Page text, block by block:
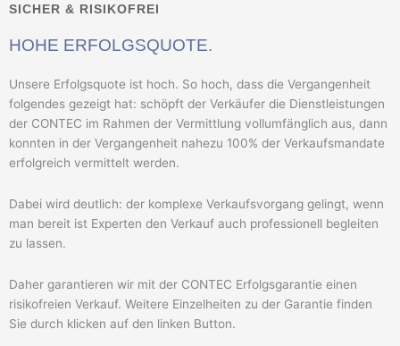
SICHER & RISIKOFREI
HOHE ERFOLGSQUOTE.
Unsere Erfolgsquote ist hoch. So hoch, dass die Vergangenheit
folgendes gezeigt hat: schöpft der Verkäufer die Dienstleistungen
der CONTEC im Rahmen der Vermittlung vollumfänglich aus, dann
konnten in der Vergangenheit nahezu 100% der Verkaufsmandate
erfolgreich vermittelt werden.
Dabei wird deutlich: der komplexe Verkaufsvorgang gelingt, wenn
man bereit ist Experten den Verkauf auch professionell begleiten
zu lassen.
Daher garantieren wir mit der CONTEC Erfolgsgarantie einen
risikofreien Verkauf. Weitere Einzelheiten zu der Garantie finden
Sie durch klicken auf den linken Button.